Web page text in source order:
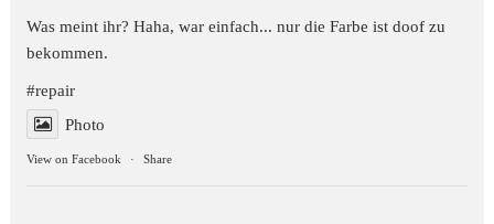
Was meint ihr? Haha, war einfach... nur die Farbe ist doof zu
bekommen.
#repair
Photo
View on Facebook · Share